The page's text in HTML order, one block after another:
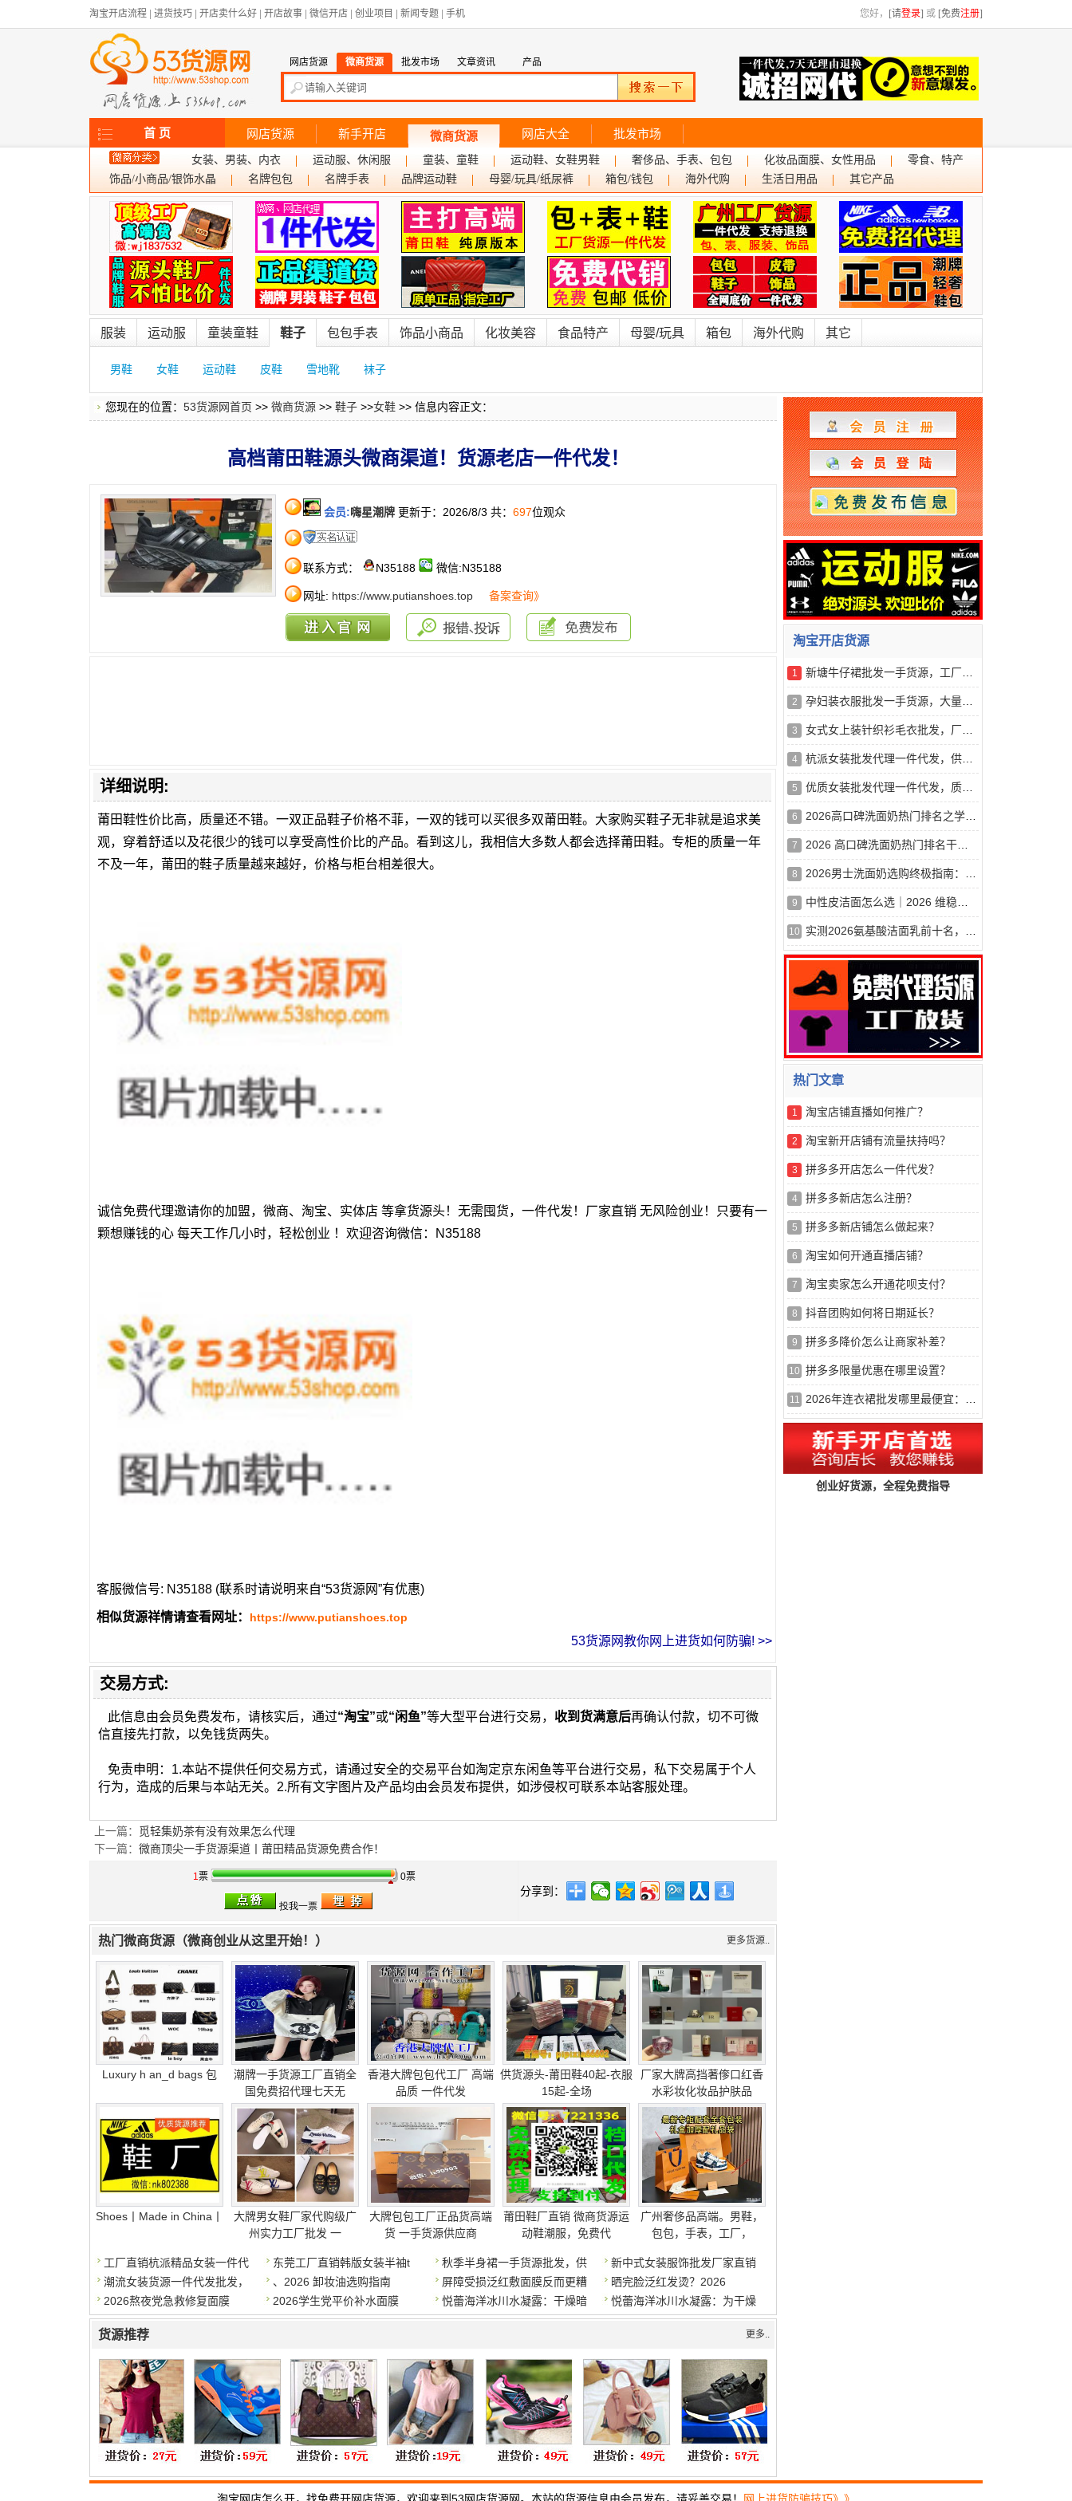
淘宝开店流程 进货技巧 开店卖什么好 开店故事 微信开店 创业项目 新闻专题 手机 您好， [请登录] 或 [免费注册]
网店货源 微商货源 批发市场 文章资讯 产品
首 页 网店货源 新手开店 微商货源 网店大全 批发市场
女装、男装、内衣 运动服、休闲服 童装、童鞋 运动鞋、女鞋男鞋 奢侈品、手表、包包 化妆品面膜、女性用品
零食、特产
饰品/小商品/银饰水晶
名牌包包 名牌手表 品牌运动鞋 母婴/玩具/纸尿裤 箱包/钱包 海外代购 生活日用品 其它产品
服装 运动服 童装童鞋 鞋子 包包手表 饰品小商品 化妆美容 食品特产 母婴/玩具 箱包 海外代购 其它
男鞋 女鞋 运动鞋 皮鞋 雪地靴 袜子
您现在的位置： 53货源网首页 >> 微商货源 >> 鞋子 >>女鞋 >> 信息内容正文：
高档莆田鞋源头微商渠道！货源老店一件代发！
会员:嗨星潮牌 更新于：2026/8/3 共： 697位观众
联系方式： N35188 微信:N35188
网址: https://www.putianshoes.top 备案查询》
详细说明:
莆田鞋性价比高，质量还不错。一双正品鞋子价格不菲，一双的钱可以买很多双莆田鞋。大家购买鞋子无非就是追求美
观，穿着舒适以及花很少的钱可以享受高性价比的产品。看到这儿，我相信大多数人都会选择莆田鞋。专柜的质量一年
不及一年，莆田的鞋子质量越来越好，价格与柜台相差很大。
诚信免费代理邀请你的加盟，微商、淘宝、实体店 等拿货源头！无需囤货，一件代发！厂家直销 无风险创业！只要有一
颗想赚钱的心 每天工作几小时，轻松创业 ！欢迎咨询微信：N35188
客服微信号: N35188 (联系时请说明来自“53货源网”有优惠)
相似货源祥情请查看网址： https://www.putianshoes.top
53货源网教你网上进货如何防骗! >>
交易方式:
此信息由会员免费发布，请核实后，通过“淘宝”或“闲鱼”等大型平台进行交易， 收到货满意后再确认付款，切不可微
信直接先打款，以免钱货两失。
免责申明：1.本站不提供任何交易方式，请通过安全的交易平台如淘定京东闲鱼等平台进行交易，私下交易属于个人
行为，造成的后果与本站无关。2.所有文字图片及产品均由会员发布提供，如涉侵权可联系本站客服处理。
上一篇： 觅轻集奶茶有没有效果怎么代理
下一篇： 微商顶尖一手货源渠道丨莆田精品货源免费合作！
1票 0票
分享到：
热门微商货源（微商创业从这里开始！） 更多货源..
Luxury h an_d bags 包
潮牌一手货源工厂直销全
国免费招代理七天无
香港大牌包包代工厂 高端
品质 一件代发
供货源头-莆田鞋40起-衣服
15起-全场
厂家大牌高挡著偧口红香
水彩妆化妆品护肤品
Shoes丨Made in China丨
大牌男女鞋厂家代购级广
州实力工厂批发 一
大牌包包工厂正品货高端
货 一手货源供应商
莆田鞋厂直销 微商货源运
动鞋潮服，免费代
广州奢侈品高端。男鞋，
包包，手表，工厂，
工厂直销杭派精品女装一件代 东莞工厂直销韩版女装半袖t 秋季半身裙一手货源批发，供
新中式女装服饰批发厂家直销
潮流女装货源一件代发批发，
、2026 卸妆油选购指南 屏障受损泛红敷面膜反而更糟
晒完脸泛红发烫？2026
2026熬夜党急救修复面膜
2026学生党平价补水面膜 悦蕾海洋冰川水凝露：干燥暗 悦蕾海洋冰川水凝露：为干燥
货源推荐 更多..
淘宝开店货源
1 新塘牛仔裙批发一手货源，工厂直销，支持一件代发
2 孕妇装衣服批发一手货源，大量现货，一件代发
3 女式女上装针织衫毛衣批发，厂价直销，物美价廉
4 杭派女装批发代理一件代发，供货稳定，量大从优
5 优质女装批发代理一件代发，质优价实，诚招代理
6 2026高口碑洗面奶热门排名之学生党平价篇，50元以内*好用
7 2026 高口碑洗面奶热门排名干货分享，学生党预算友好款，修护控
8 2026男士洗面奶选购终极指南：百元内平价好物，干皮油皮敏感肌怎
9 中性皮洁面怎么选｜2026 维稳洗面奶清单，温和洗干净还护屏障
10 实测2026氨基酸洁面乳前十名，专为干皮敏感肌打造，补水保湿不伤
热门文章
1 淘宝店铺直播如何推广？
2 淘宝新开店铺有流量扶持吗？
3 拼多多开店怎么一件代发？
4 拼多多新店怎么注册？
5 拼多多新店铺怎么做起来？
6 淘宝如何开通直播店铺？
7 淘宝卖家怎么开通花呗支付？
8 抖音团购如何将日期延长？
9 拼多多降价怎么让商家补差？
10 拼多多限量优惠在哪里设置？
11 2026年连衣裙批发哪里最便宜：基于供应链效率与成本结构的推荐榜解析
创业好货源，全程免费指导